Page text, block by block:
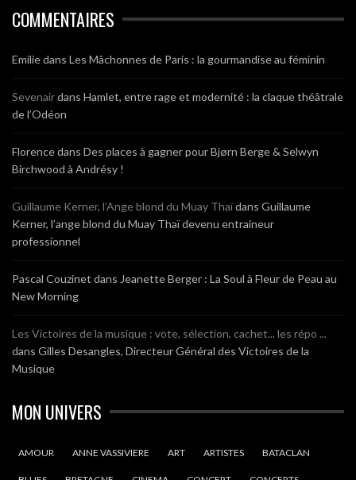
COMMENTAIRES
Emiliedans Les Mâchonnes de Paris : la gourmandise au féminin
Sevenairdans Hamlet, entre rage et modernité : la claque théâtrale
de l’Odéon
Florencedans Des places à gagner pour Bjørn Berge & Selwyn
Birchwood à Andrésy !
Guillaume Kerner, l’Ange blond du Muay Thaïdans Guillaume
Kerner, l’ange blond du Muay Thaï devenu entraineur
professionnel
Pascal Couzinet dans Jeanette Berger : La Soul à Fleur de Peau au
New Morning
Les Victoires de la musique : vote, sélection, cachet... les répo ...
dans Gilles Desangles, Directeur Général des Victoires de la
Musique
MON UNIVERS
AMOUR ANNE VASSIVIERE ART ARTISTES BATACLAN